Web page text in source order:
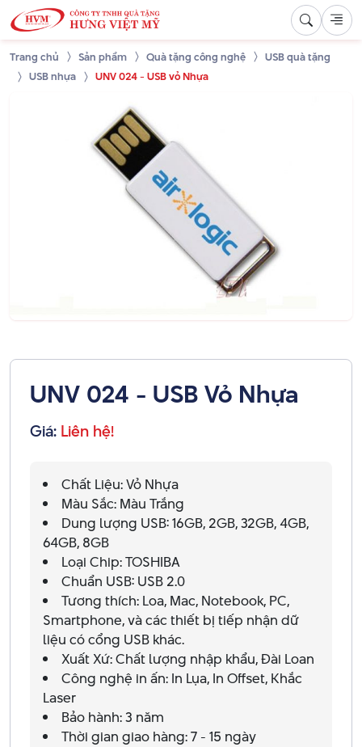
Trang chủ Sản phẩm Quà tặng công nghệ
USB quà tặng
USB nhựa
UNV 024 - USB vỏ Nhựa
UNV 024 - USB Vỏ Nhựa
Giá: Liên hệ!
Chất Liệu: Vỏ Nhựa
Màu Sắc: Màu Trắng
Dung lượng USB: 16GB, 2GB, 32GB, 4GB,
64GB, 8GB
Loại Chip: TOSHIBA
Chuẩn USB: USB 2.0
Tương thích: Loa, Mac, Notebook, PC,
Smartphone, và các thiết bị tiếp nhận dữ
liệu có cổng USB khác.
Xuất Xứ: Chất lượng nhập khẩu, Đài Loan
Công nghệ in ấn: In Lụa, In Offset, Khắc
Laser
Bảo hành: 3 năm
Thời gian giao hàng: 7 - 15 ngày